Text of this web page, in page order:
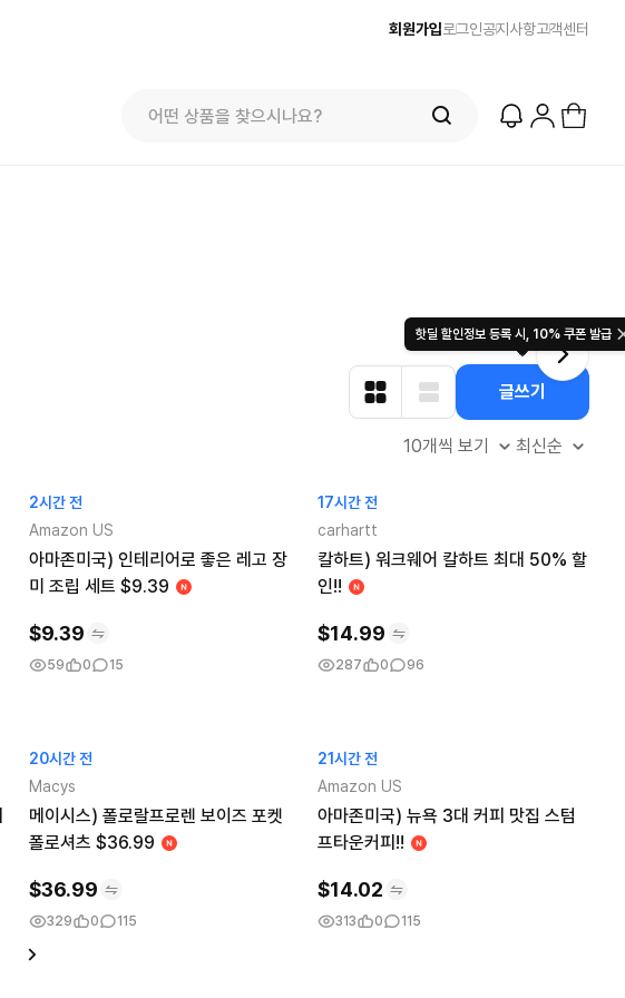
회원가입로그인공지사항고객센터
핫딜 할인정보 등록 시, 10% 쿠폰 발급
글쓰기
10개씩 보기 최신순
2시간 전
Amazon US
아마존미국) 인테리어로 좋은 레고 장
미 조립 세트 $9.39
$9.39
59 0 15
17시간 전
carhartt
칼하트) 워크웨어 칼하트 최대 50% 할
인!!
$14.99
287 0 96
20시간 전
Macys
메이시스) 폴로랄프로렌 보이즈 포켓
폴로셔츠 $36.99
$36.99
329 0 115
21시간 전
Amazon US
아마존미국) 뉴욕 3대 커피 맛집 스텀
프타운커피!!
$14.02
313 0 115